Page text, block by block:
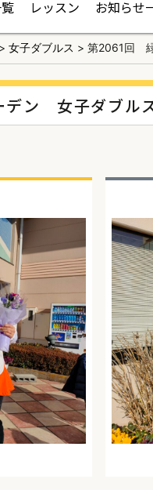
レッスン お知らせ
女子ダブルス > 第2061回
ン 女子ダブル